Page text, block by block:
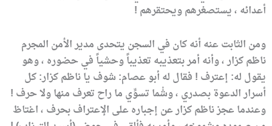
أعدائه ، يستصغرهم ويحتقرهم !
ومن الثابت عنه أنه كان في السجن يتحدى مدير الأمن المجرم
ناظم كزار ، وأنه أمر بتعذيبه تعذيباً وحشياً في حضوره ، وهو
يقول له: إعترف ! فقال له أبو عصام: شوف يا ناظم كزار: كل
أسرار الدعوة بصدري ، وشْما تسوِّي ما راح تعرف منها ولا حرف !
وعندما عجز ناظم كزار عن إجباره على الإعتراف بحرف ، اغتاظ